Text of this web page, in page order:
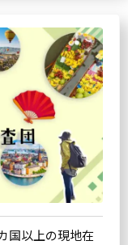
国以上の現地在